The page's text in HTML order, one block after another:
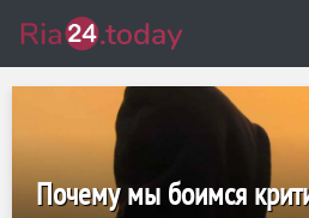
Почему мы боимся